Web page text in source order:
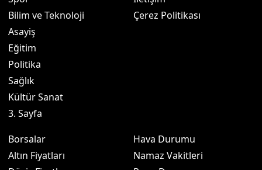
Bilim ve Teknoloji
Asayiş
Eğitim
Politika
Sağlık
Kültür Sanat
3. Sayfa
Çerez Politikası
Borsalar
Altın Fiyatları
Hava Durumu
Namaz Vakitleri